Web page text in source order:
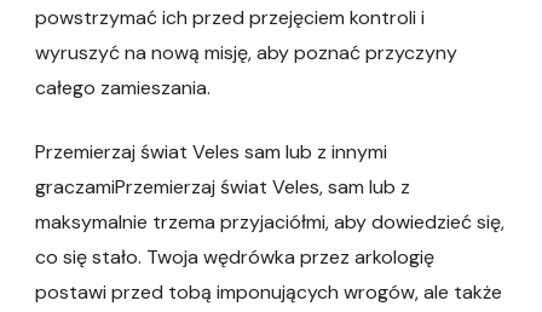
powstrzymać ich przed przejęciem kontroli i
wyruszyć na nową misję, aby poznać przyczyny
całego zamieszania.
Przemierzaj świat Veles sam lub z innymi
graczamiPrzemierzaj świat Veles, sam lub z
maksymalnie trzema przyjaciółmi, aby dowiedzieć się,
co się stało. Twoja wędrówka przez arkologię
postawi przed tobą imponujących wrogów, ale także